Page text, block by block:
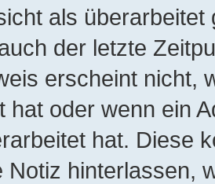
als
der letzte
erscheint nicht,
hat oder wenn ein
hat. Diese
Notiz hinterlassen,